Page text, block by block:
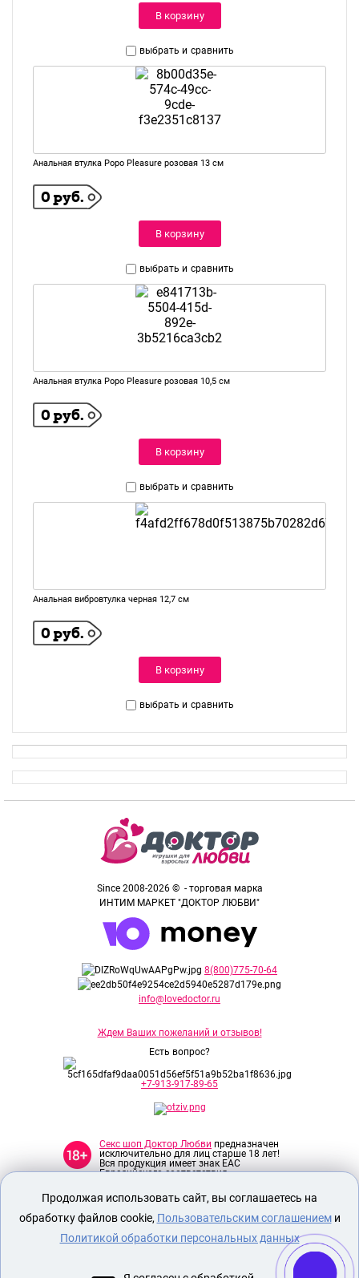
В корзину
выбрать и сравнить
Анальная втулка Popo Pleasure розовая 13 см
0 руб.
В корзину
выбрать и сравнить
Анальная втулка Popo Pleasure розовая 10,5 см
0 руб.
В корзину
выбрать и сравнить
Анальная вибровтулка черная 12,7 см
0 руб.
В корзину
выбрать и сравнить
Since 2008-2026 © - торговая марка
ИНТИМ МАРКЕТ "ДОКТОР ЛЮБВИ"
8(800)775-70-64
info@lovedoctor.ru
Ждем Ваших пожеланий и отзывов!
Есть вопрос?
+7-913-917-89-65
Секс шоп Доктор Любви предназначен
исключительно для лиц старше 18 лет!
Вся продукция имеет знак EAC
Евразийского соответствия.
О МАГАЗИНЕ
ОПЛАТА И ДОСТАВКА
Продолжая использовать сайт, вы соглашаетесь на
обработку файлов cookie, Пользовательским соглашениеми
Политикой обработки персональных данных